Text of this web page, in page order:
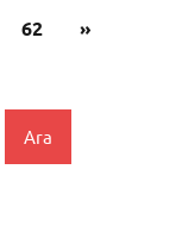
62
Sonraki
»
Ara